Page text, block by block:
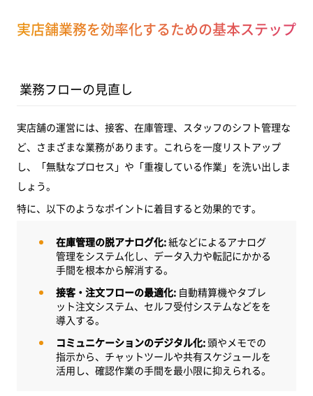
実店舗業務を効率化するための基本ステップ
業務フローの見直し
実店舗の運営には、接客、在庫管理、スタッフのシフト管理な
ど、さまざまな業務があります。これらを一度リストアップ
し、「無駄なプロセス」や「重複している作業」を洗い出しま
しょう。
特に、以下のようなポイントに着目すると効果的です。
在庫管理の脱アナログ化:紙などによるアナログ
管理をシステム化し、データ入力や転記にかかる
手間を根本から解消する。
接客・注文フローの最適化: 自動精算機やタブレ
ット注文システム、セルフ受付システムなどをを
導入する。
コミュニケーションのデジタル化:頭やメモでの
指示から、チャットツールや共有スケジュールを
活用し、確認作業の手間を最小限に抑えられる。